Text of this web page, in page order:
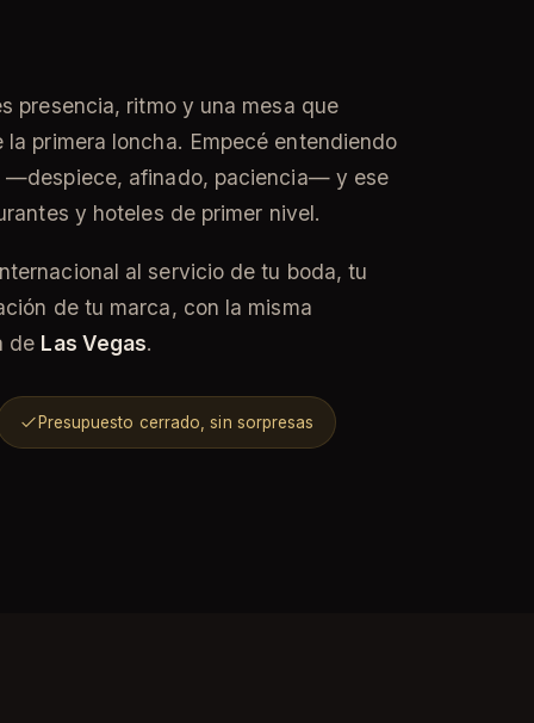
presencia, ritmo y una mesa que
primera loncha. Empecé entendiendo
—despiece, afinado, paciencia— y ese
y hoteles de primer nivel.
al servicio de tu boda, tu
de tu marca, con la misma
de Las Vegas.
Presupuesto cerrado, sin sorpresas